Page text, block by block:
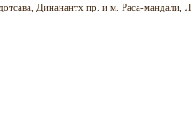
Динанантх пр. и м. Раса-мандали,